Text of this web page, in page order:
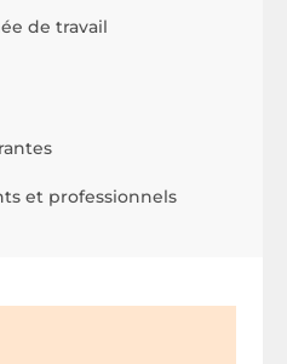
de travail
et professionnels